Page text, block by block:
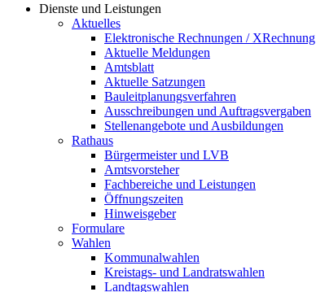
Dienste und Leistungen
Aktuelles
Elektronische Rechnungen / XRechnung
Aktuelle Meldungen
Amtsblatt
Aktuelle Satzungen
Bauleitplanungsverfahren
Ausschreibungen und Auftragsvergaben
Stellenangebote und Ausbildungen
Rathaus
Bürgermeister und LVB
Amtsvorsteher
Fachbereiche und Leistungen
Öffnungszeiten
Hinweisgeber
Formulare
Wahlen
Kommunalwahlen
Kreistags- und Landratswahlen
Landtagswahlen